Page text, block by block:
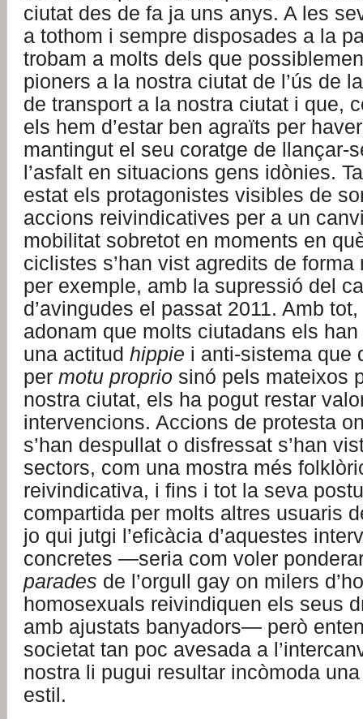
ciutat des de fa ja uns anys. A les
a tothom i sempre disposades a la
trobam a molts dels que
pioners a la nostra ciutat de l’ús de
de transport a la nostra ciutat i que,
els hem d’estar ben agraïts per
mantingut el seu coratge de llançar-
l’asfalt en situacions gens idònies.
estat els protagonistes visibles de
accions reivindicatives per a un
mobilitat sobretot en moments en
ciclistes s’han vist agredits de
per exemple, amb la supressió del
d’avingudes el passat 2011. Amb
adonam que molts ciutadans els
una actitud hippie i anti-sistema que
per motu proprio sinó pels mateixos
nostra ciutat, els ha pogut restar
intervencions. Accions de protesta
s’han despullat o disfressat s’han
sectors, com una mostra més
reivindicativa, i fins i tot la seva
compartida per molts altres usuaris
jo qui jutgi l’eficàcia d’aquestes
concretes —seria com voler
parades de l’orgull gay on milers
homosexuals reivindiquen els seus
amb ajustats banyadors— però
societat tan poc avesada a
nostra li pugui resultar incòmoda una
estil.